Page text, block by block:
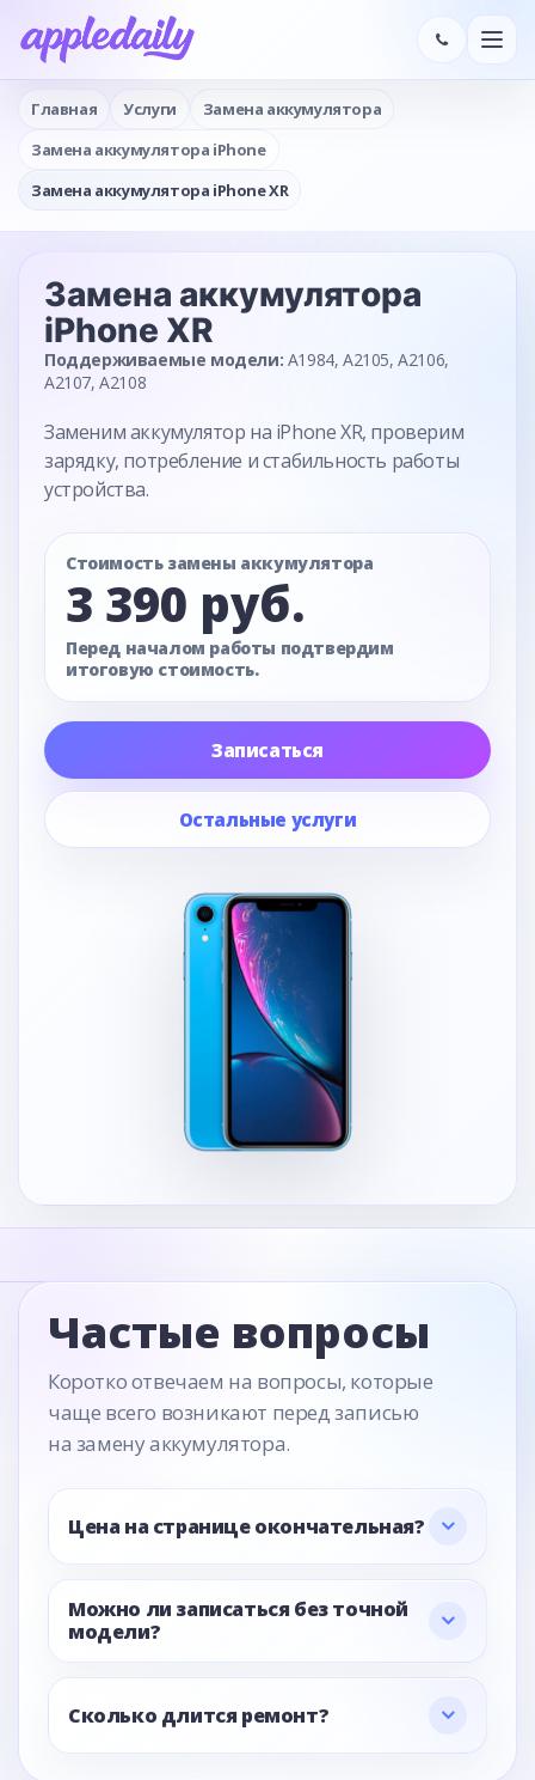
Главная Услуги
Замена аккумулятора
Замена аккумулятора iPhone
Замена аккумулятора iPhone XR
Замена аккумулятора
iPhone XR
Поддерживаемые модели: A1984, A2105, A2106,
A2107, A2108
Заменим аккумулятор на iPhone XR, проверим
зарядку, потребление и стабильность работы
устройства.
Стоимость замены аккумулятора
3 390 руб.
Перед началом работы подтвердим
итоговую стоимость.
Записаться
Остальные услуги
Частые вопросы
Коротко отвечаем на вопросы, которые
чаще всего возникают перед записью
на замену аккумулятора.
Цена на странице окончательная?
Можно ли записаться без точной
модели?
Сколько длится ремонт?